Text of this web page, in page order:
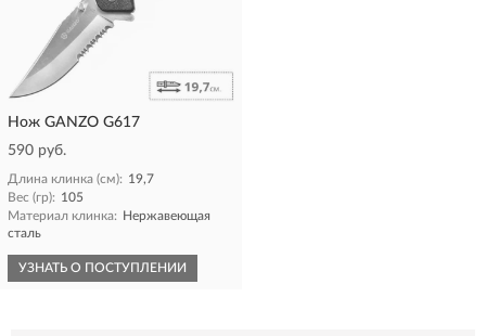
Нож GANZO G617
590 руб.
Длина клинка (см): 19,7
Вес (гр): 105
Материал клинка: Нержавеющая
сталь
УЗНАТЬ О ПОСТУПЛЕНИИ